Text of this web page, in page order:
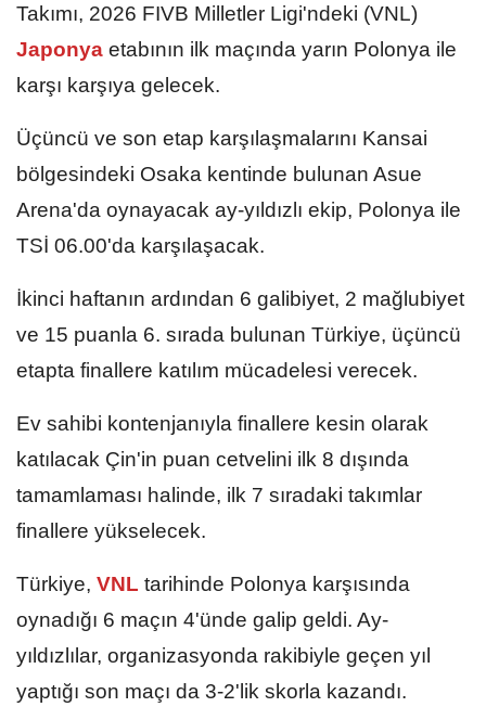
Takımı, 2026 FIVB Milletler Ligi'ndeki (VNL)
Japonya etabının ilk maçında yarın Polonya ile
karşı karşıya gelecek.
Üçüncü ve son etap karşılaşmalarını Kansai
bölgesindeki Osaka kentinde bulunan Asue
Arena'da oynayacak ay-yıldızlı ekip, Polonya ile
TSİ 06.00'da karşılaşacak.
İkinci haftanın ardından 6 galibiyet, 2 mağlubiyet
ve 15 puanla 6. sırada bulunan Türkiye, üçüncü
etapta finallere katılım mücadelesi verecek.
Ev sahibi kontenjanıyla finallere kesin olarak
katılacak Çin'in puan cetvelini ilk 8 dışında
tamamlaması halinde, ilk 7 sıradaki takımlar
finallere yükselecek.
Türkiye, VNL tarihinde Polonya karşısında
oynadığı 6 maçın 4'ünde galip geldi. Ay-
yıldızlılar, organizasyonda rakibiyle geçen yıl
yaptığı son maçı da 3-2'lik skorla kazandı.